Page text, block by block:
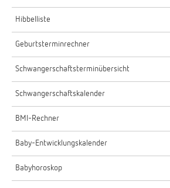
Hibbelliste
Geburtsterminrechner
Schwangerschaftsterminübersicht
Schwangerschaftskalender
BMI-Rechner
Baby-Entwicklungskalender
Babyhoroskop